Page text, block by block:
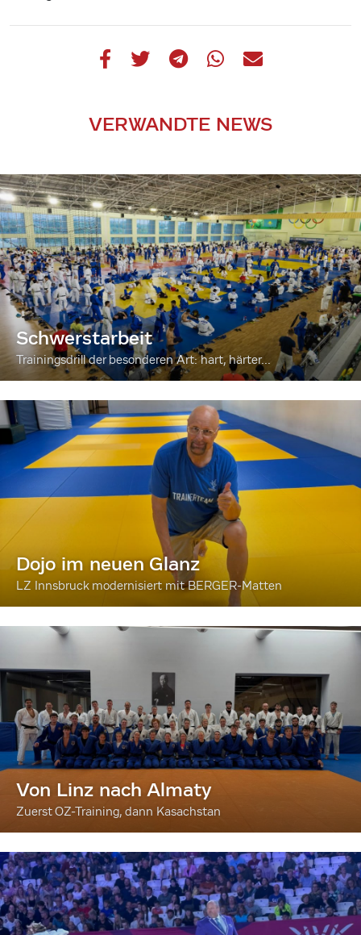
VERWANDTE NEWS
Schwerstarbeit
Trainingsdrill der besonderen Art: hart, härter...
Dojo im neuen Glanz
LZ Innsbruck modernisiert mit BERGER-Matten
Von Linz nach Almaty
Zuerst OZ-Training, dann Kasachstan